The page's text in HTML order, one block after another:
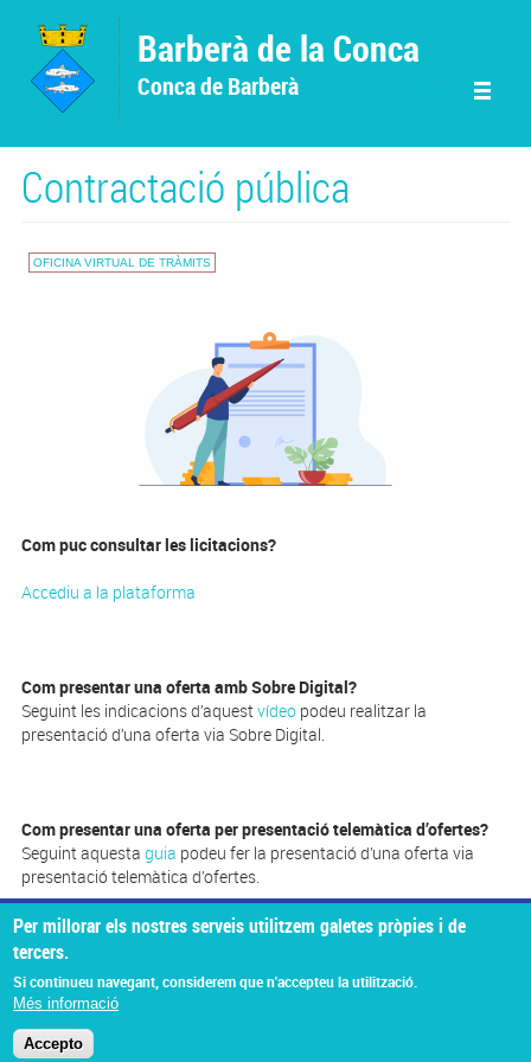
Barberà de la Conca
Conca de Barberà
Contractació pública
OFICINA VIRTUAL DE TRÀMITS
Com puc consultar les licitacions?
Accediu a la plataforma
Com presentar una oferta amb Sobre Digital?
Seguint les indicacions d’aquestvídeopodeu realitzar la
presentació d’una oferta via Sobre Digital.
Com presentar una oferta per presentació telemàtica d’ofertes?
Seguint aquesta guia podeu fer la presentació d’una oferta via
presentació telemàtica d’ofertes.
Per millorar els nostres serveis utilitzem galetes pròpies i de
tercers.
Si continueu navegant, considerem que n'accepteu la utilització.
Més informació
Accepto